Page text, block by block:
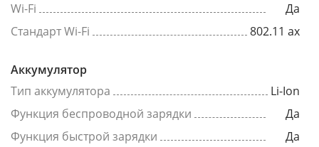
Wi-Fi
Да
Стандарт Wi-Fi
802.11 ax
Аккумулятор
Тип аккумулятора
Li-Ion
Функция беспроводной зарядки
Да
Функция быстрой зарядки
Да